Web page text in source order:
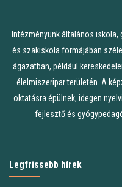
Intézményünk általános
és szakiskola formájában
ágazatban, például
élelmiszeripar területén. A
oktatásra épülnek, idegen
fejlesztő és
Legfrissebb hírek